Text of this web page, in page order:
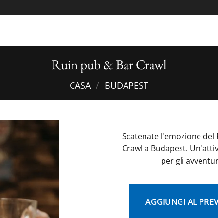
Ruin pub & Bar Crawl
CASA / BUDAPEST
Scatenate l'emozione del
Crawl a Budapest.
per gli
AGGIUNGI AL